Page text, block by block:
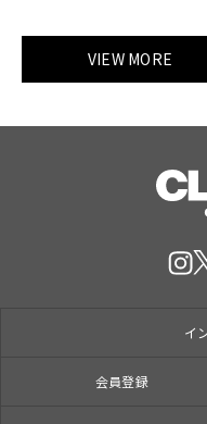
VIEW MORE
イ
会員登録